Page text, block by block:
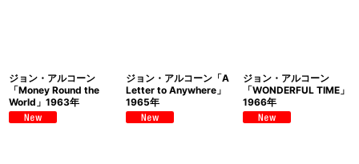
ジョン・アルコーン
「Money Round the
World」1963年
ジョン・アルコーン「A
Letter to Anywhere」
1965年
ジョン・アルコーン
「WONDERFUL TIME」
1966年